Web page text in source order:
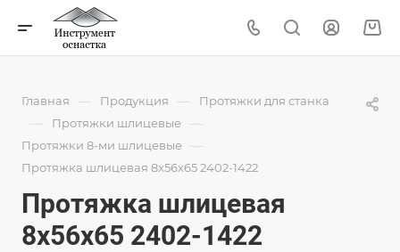
Главная — Продукция — Протяжки для станка
— Протяжки шлицевые —
Протяжки 8-ми шлицевые —
Протяжка шлицевая 8x56x65 2402-1422
Протяжка шлицевая
8x56x65 2402-1422